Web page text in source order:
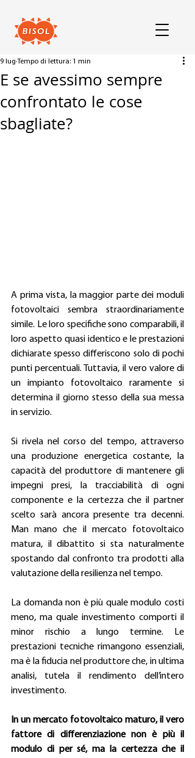
E se avessimo sempre
confrontato le cose
sbagliate?
9 lug Tempo di lettura: 1 min
A prima vista, la maggior parte dei moduli
fotovoltaici sembra straordinariamente
simile. Le loro specifiche sono comparabili, il
loro aspetto quasi identico e le prestazioni
dichiarate spesso differiscono solo di pochi
punti percentuali. Tuttavia, il vero valore di
un impianto fotovoltaico raramente si
determina il giorno stesso della sua messa
in servizio.
Si rivela nel corso del tempo, attraverso
una produzione energetica costante, la
capacità del produttore di mantenere gli
impegni presi, la tracciabilità di ogni
componente e la certezza che il partner
scelto sarà ancora presente tra decenni.
Man mano che il mercato fotovoltaico
matura, il dibattito si sta naturalmente
spostando dal confronto tra prodotti alla
valutazione della resilienza nel tempo.
La domanda non è più quale modulo costi
meno, ma quale investimento comporti il
minor rischio a lungo termine. Le
prestazioni tecniche rimangono essenziali,
ma è la fiducia nel produttore che, in ultima
analisi, tutela il rendimento dell’intero
investimento.
In un mercato fotovoltaico maturo, il vero
fattore di differenziazione non è più il
modulo di per sé, ma la certezza che il